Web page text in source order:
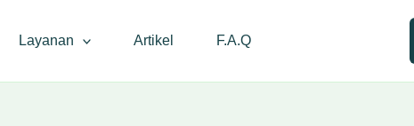
Layanan Artikel F.A.Q